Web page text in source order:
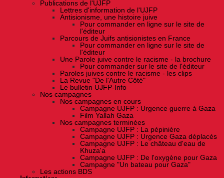
Publications de l'UJFP
Lettres d'information de l'UJFP
Antisionisme, une histoire juive
Pour commander en ligne sur le site de
l'éditeur
Parcours de Juifs antisionistes en France
Pour commander en ligne sur le site de
l'éditeur
Une Parole juive contre le racisme - la brochure
Pour commander sur le site de l'éditeur
Paroles juives contre le racisme - les clips
La Revue "De l'Autre Côté"
Le bulletin UJFP-Info
Nos campagnes
Nos campagnes en cours
Campagne UJFP : Urgence guerre à Gaza
Film Yallah Gaza
Nos campagnes terminées
Campagne UJFP : La pépinière
Campagne UJFP : Urgence Gaza déplacés
Campagne UJFP : Le château d'eau de
Khuza'a
Campagne UJFP : De l'oxygène pour Gaza
Campagne "Un bateau pour Gaza"
Les actions BDS